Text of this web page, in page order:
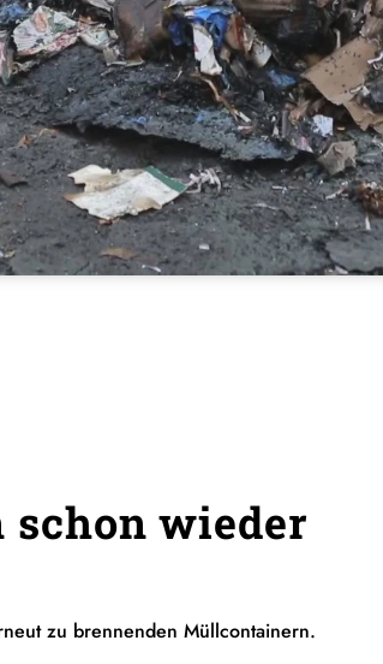
wieder
zu brennenden Müllcontainern.